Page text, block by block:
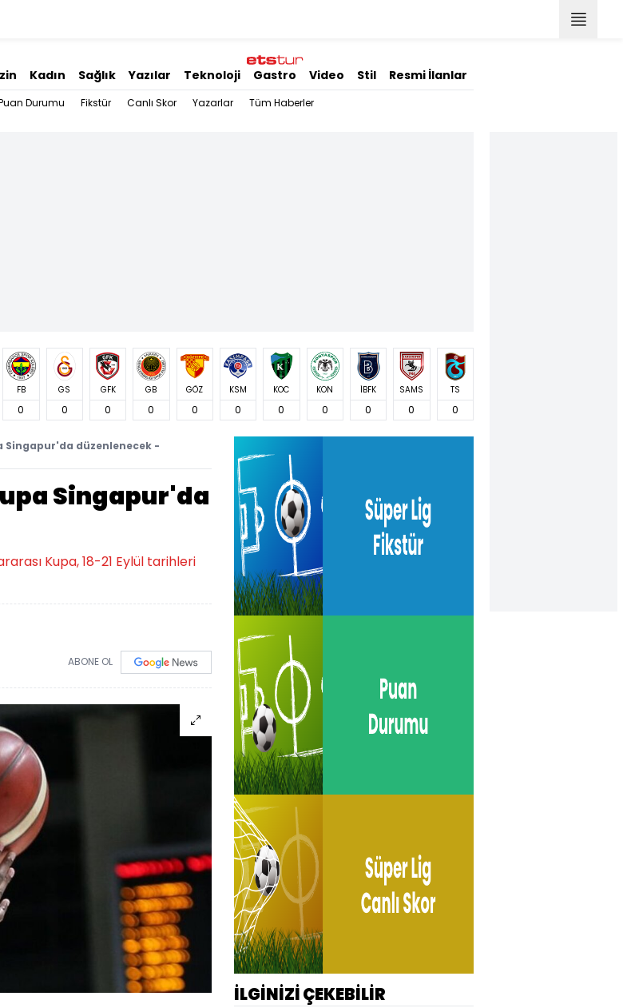
Kadın Sağlık Yazılar Teknoloji Gastro Video Stil Resmi İlanlar
Durumu Fikstür Canlı Skor Yazarlar Tüm Haberler
FB
0
GS
0
GFK
0
GB
0
GÖZ
0
KSM
0
KOC
0
KON
0
İBFK
0
SAMS
0
TS
0
Singapur'da düzenlenecek -
Singapur'da
Kupa, 18-21 Eylül tarihleri
ABONE OL
İLGİNİZİ ÇEKEBİLİR